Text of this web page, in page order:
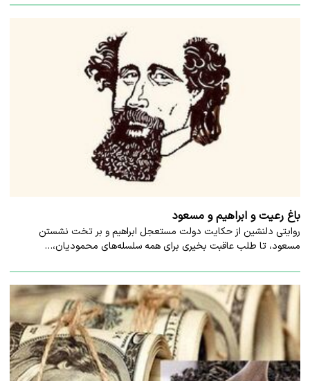
باغ رعیت و ابراهیم و مسعود
روایتی دلنشین از حکایت دولت مستعجل ابراهیم و بر تخت نشستن
مسعود، تا طلب عاقبت بخیری برای همه سلسله‌های محمودیان،…